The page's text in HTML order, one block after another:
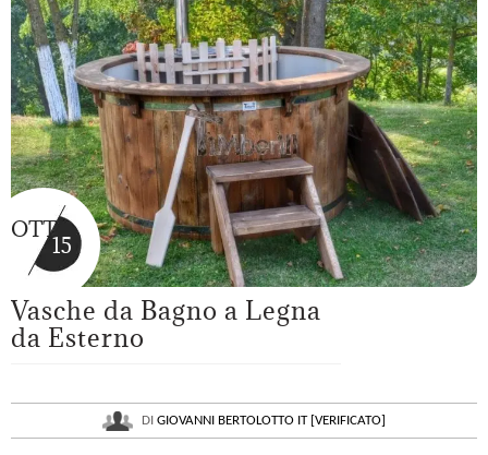
OTT
15
Vasche da Bagno a Legna
da Esterno
DI GIOVANNI BERTOLOTTO IT [VERIFICATO]